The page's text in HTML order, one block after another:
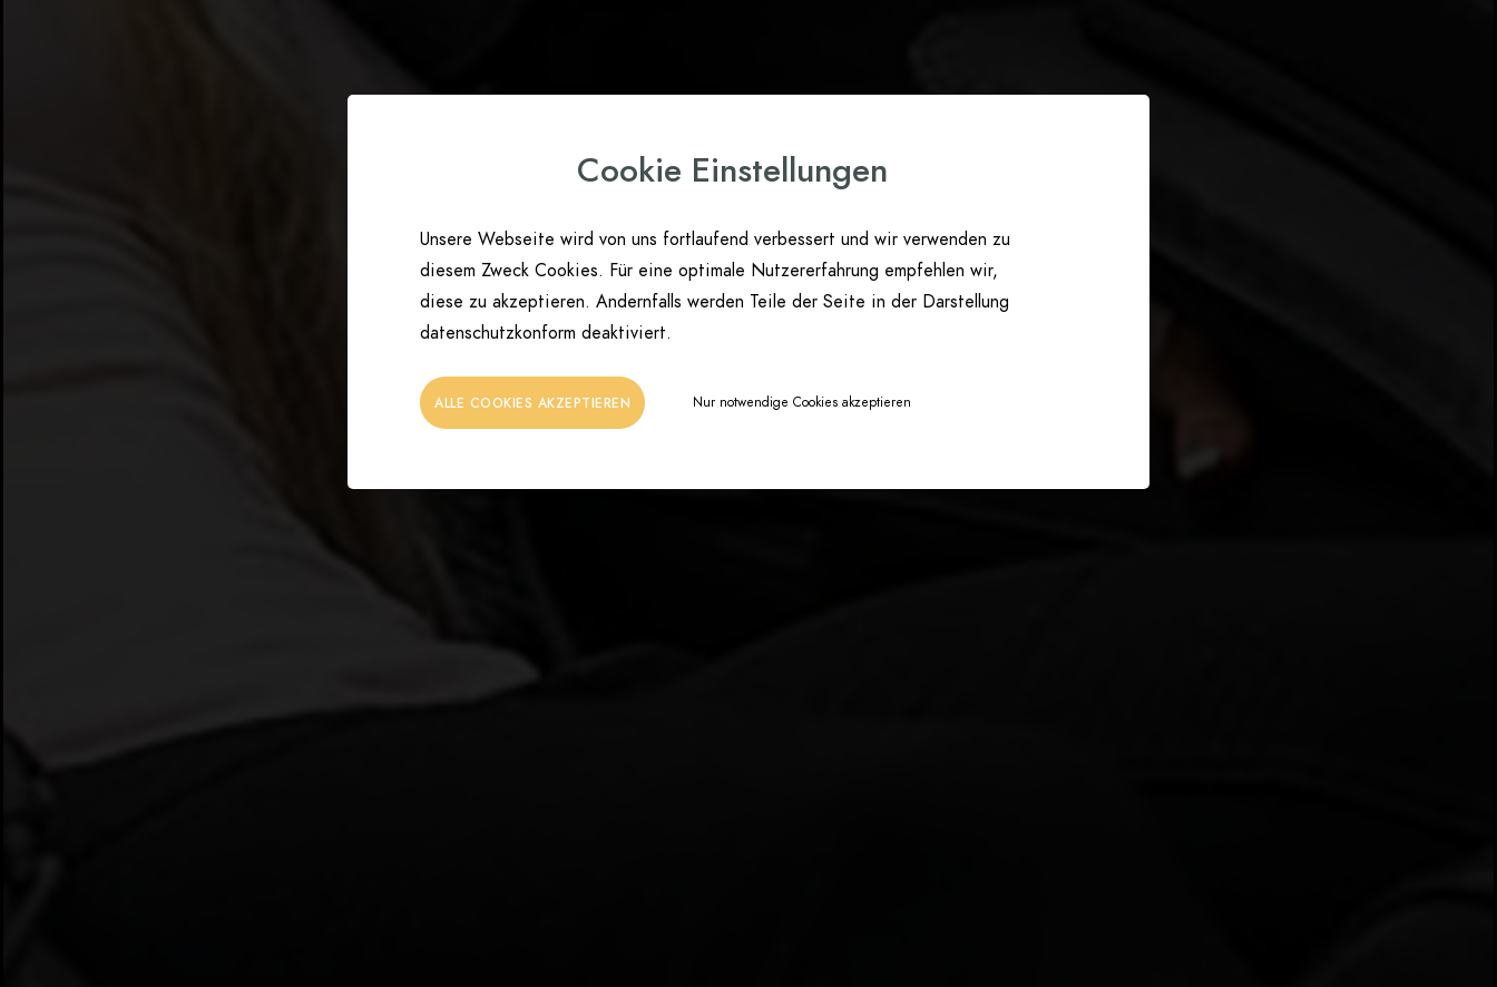
Cookie Einstellungen
Unsere Webseite wird von uns fortlaufend verbessert und wir verwenden zu
diesem Zweck Cookies. Für eine optimale Nutzererfahrung empfehlen wir,
diese zu akzeptieren. Andernfalls werden Teile der Seite in der Darstellung
datenschutzkonform deaktiviert.
ALLE COOKIES AKZEPTIEREN Nur notwendige Cookies akzeptieren